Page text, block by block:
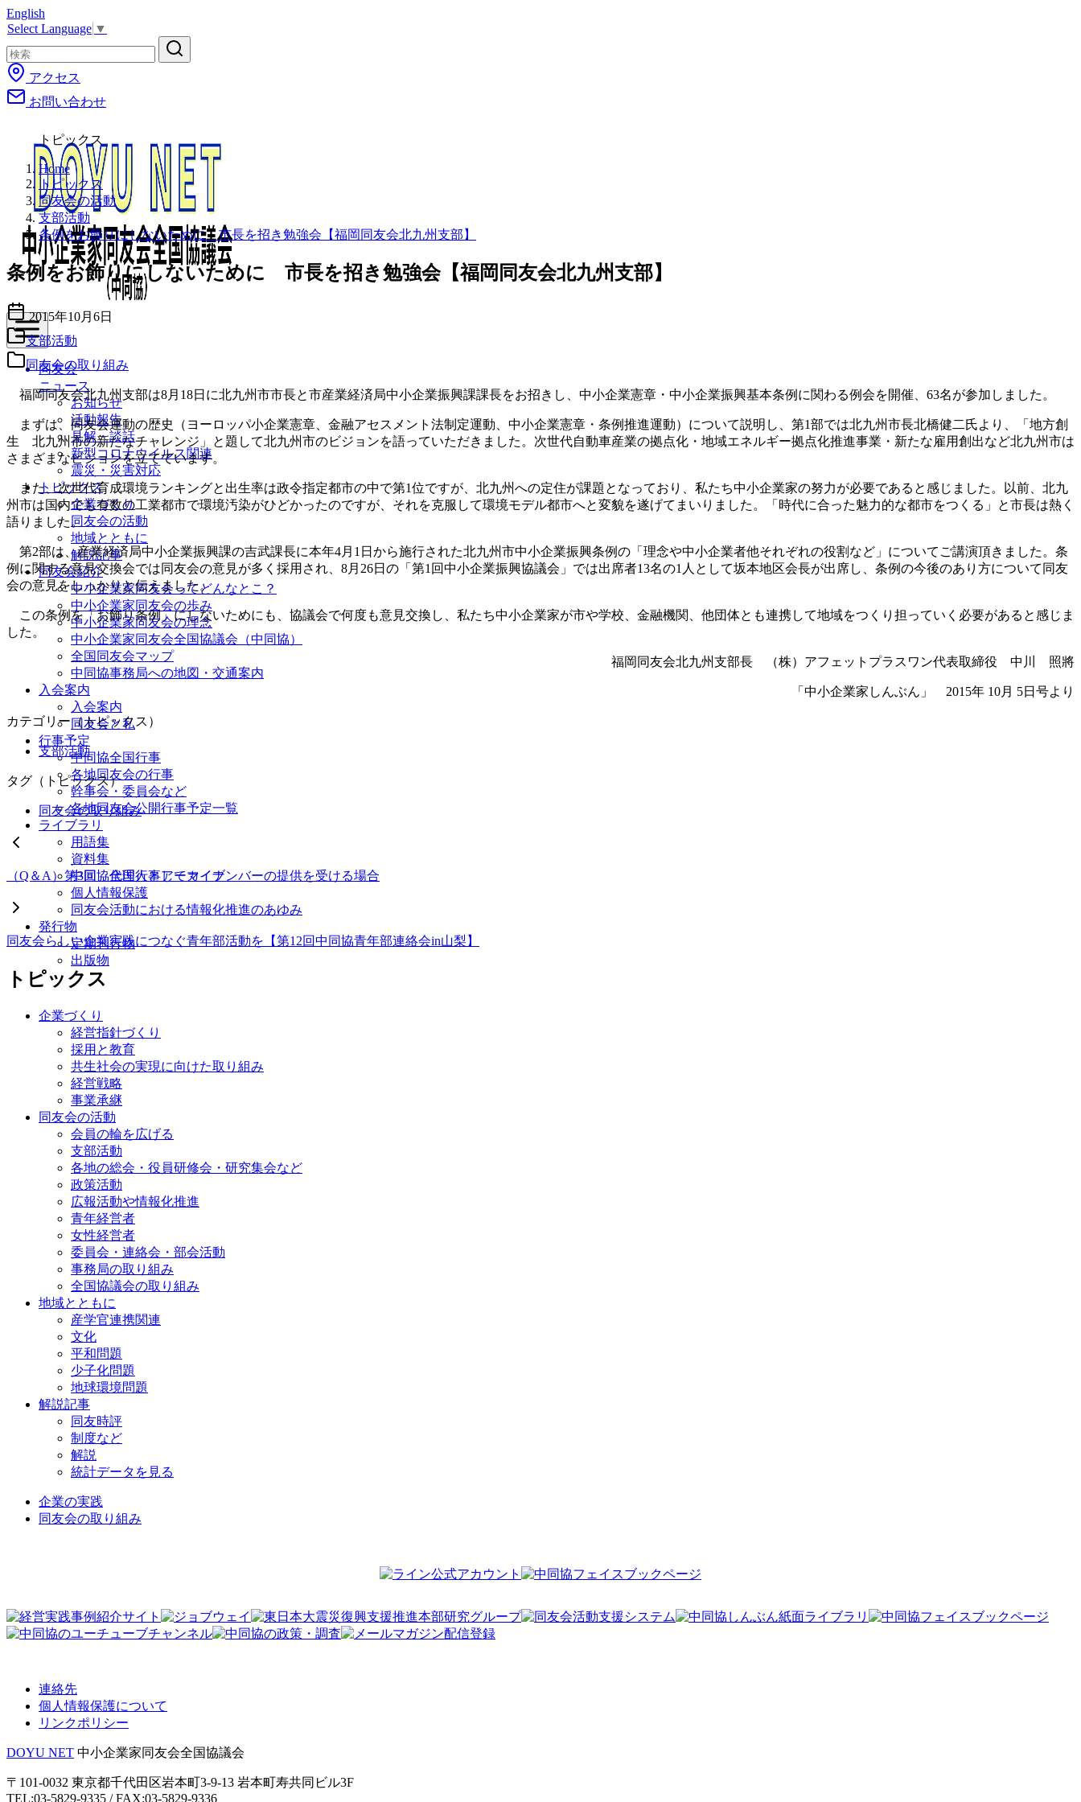
コ
ン
テ
ン
ツ
へ
English
Select Language ▼
アクセス
お問い合わせ
同友会
ニュース
お知らせ
活動報告
見解・談話
新型コロナウイルス関連
震災・災害対応
トピックス
企業づくり
同友会の活動
地域とともに
解説記事
同友会紹介
中小企業家同友会ってどんなとこ？
中小企業家同友会の歩み
中小企業家同友会の理念
中小企業家同友会全国協議会（中同協）
全国同友会マップ
中同協事務局への地図・交通案内
入会案内
入会案内
同友会と私
行事予定
中同協全国行事
各地同友会の行事
幹事会・委員会など
各地同友会公開行事予定一覧
ライブラリ
用語集
資料集
中同協全国行事アーカイブ
個人情報保護
同友会活動における情報化推進のあゆみ
発行物
定期刊行物
出版物
トピックス
Home
トピックス
同友会の活動
支部活動
条例をお飾りにしないために 市長を招き勉強会【福岡同友会北九州支部】
条例をお飾りにしないために 市長を招き勉強会【福岡同友会北九州支部】
2015年10月6日
支部活動
同友会の取り組み
福岡同友会北九州支部は8月18日に北九州市市長と市産業経済局中小企業振興課課長をお招きし、中小企業憲章・中小企業振興基本条例に関わる例会を開催、63名が参加しました。
まずは、同友会運動の歴史（ヨーロッパ小企業憲章、金融アセスメント法制定運動、中小企業憲章・条例推進運動）について説明し、第1部では北九州市長北橋健二氏より、「地方創
生 北九州市の新たなチャレンジ」と題して北九州市のビジョンを語っていただきました。次世代自動車産業の拠点化・地域エネルギー拠点化推進事業・新たな雇用創出など北九州市は
さまざまなビジョンを立てています。
また、次世代育成環境ランキングと出生率は政令指定都市の中で第1位ですが、北九州への定住が課題となっており、私たち中小企業家の努力が必要であると感じました。以前、北九
州市は国内でも有数の工業都市で環境汚染がひどかったのですが、それを克服して環境モデル都市へと変貌を遂げてまいりました。「時代に合った魅力的な都市をつくる」と市長は熱く
語りました。
第2部は、産業経済局中小企業振興課の吉武課長に本年4月1日から施行された北九州市中小企業振興条例の「理念や中小企業者他それぞれの役割など」についてご講演頂きました。条
例に関する意見交換会では同友会の意見が多く採用され、8月26日の「第1回中小企業振興協議会」では出席者13名の1人として坂本地区会長が出席し、条例の今後のあり方について同友
会の意見をしっかりと伝えました。
この条例を「お飾り条例」にしないためにも、協議会で何度も意見交換し、私たち中小企業家が市や学校、金融機関、他団体とも連携して地域をつくり担っていく必要があると感じま
した。
福岡同友会北九州支部長 （株）アフェットプラスワン代表取締役 中川 照將
「中小企業家しんぶん」 2015年 10月 5日号より
カテゴリー（トピックス）
支部活動
タグ（トピックス）
同友会の取り組み
（Q＆A）第3回 代理人としてマイナンバーの提供を受ける場合
同友会らしい企業実践につなぐ青年部活動を【第12回中同協青年部連絡会in山梨】
トピックス
企業づくり
経営指針づくり
採用と教育
共生社会の実現に向けた取り組み
経営戦略
事業承継
同友会の活動
会員の輪を広げる
支部活動
各地の総会・役員研修会・研究集会など
政策活動
広報活動や情報化推進
青年経営者
女性経営者
委員会・連絡会・部会活動
事務局の取り組み
全国協議会の取り組み
地域とともに
産学官連携関連
文化
平和問題
少子化問題
地球環境問題
解説記事
同友時評
制度など
解説
統計データを見る
企業の実践
同友会の取り組み
連絡先
個人情報保護について
リンクポリシー
DOYU NET 中小企業家同友会全国協議会
〒101-0032 東京都千代田区岩本町3-9-13 岩本町寿共同ビル3F
TEL:03-5829-9335 / FAX:03-5829-9336